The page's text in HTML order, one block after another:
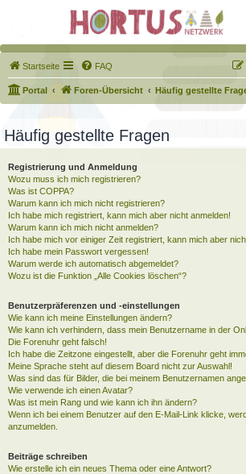
Startseite FAQ
Portal Foren-Übersicht Häufig gestellte
Häufig gestellte Fragen
Registrierung und Anmeldung
Wozu muss ich mich registrieren?
Was ist COPPA?
Warum kann ich mich nicht registrieren?
Ich habe mich registriert, kann mich aber nicht anmelden!
Warum kann ich mich nicht anmelden?
Ich habe mich vor einiger Zeit registriert, kann mich aber
Ich habe mein Passwort vergessen!
Warum werde ich automatisch abgemeldet?
Wozu ist die Funktion „Alle Cookies löschen“?
Benutzerpräferenzen und -einstellungen
Wie kann ich meine Einstellungen ändern?
Wie kann ich verhindern, dass mein Benutzername in der
Die Forenuhr geht falsch!
Ich habe die Zeitzone eingestellt, aber die Forenuhr geht
Meine Sprache steht auf diesem Board nicht zur Auswahl!
Was sind das für Bilder, die bei meinem Benutzernamen
Wie verwende ich einen Avatar?
Was ist mein Rang und wie kann ich ihn ändern?
Wenn ich bei einem Benutzer auf den E-Mail-Link klicke,
anzumelden.
Beiträge schreiben
Wie erstelle ich ein neues Thema oder eine Antwort?